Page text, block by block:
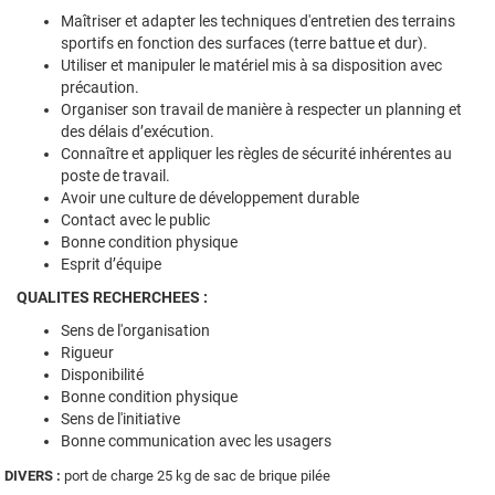
Maîtriser et adapter les techniques d'entretien des terrains
sportifs en fonction des surfaces (terre battue et dur).
Utiliser et manipuler le matériel mis à sa disposition avec
précaution.
Organiser son travail de manière à respecter un planning et
des délais d’exécution.
Connaître et appliquer les règles de sécurité inhérentes au
poste de travail.
Avoir une culture de développement durable
Contact avec le public
Bonne condition physique
Esprit d’équipe
QUALITES RECHERCHEES :
Sens de l'organisation
Rigueur
Disponibilité
Bonne condition physique
Sens de l'initiative
Bonne communication avec les usagers
DIVERS : port de charge 25 kg de sac de brique pilée